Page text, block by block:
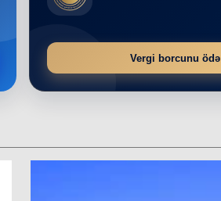
Vergi borcunu ödə